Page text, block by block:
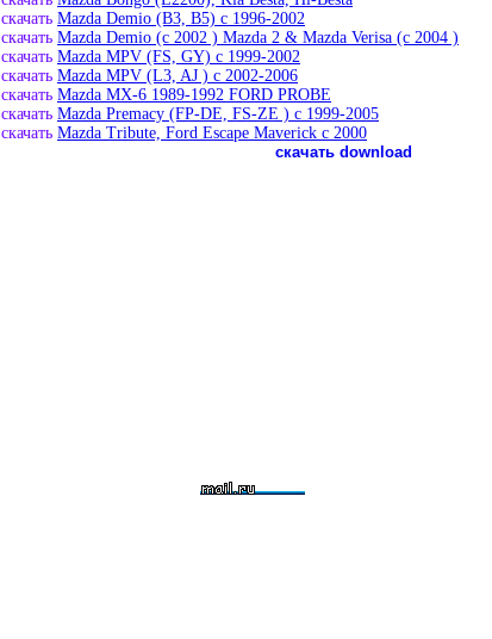
скачать Mazda Demio (B3, B5) c 1996-2002
скачать Mazda Demio (c 2002 ) Mazda 2 & Mazda Verisa (c 2004 )
скачать Mazda MPV (FS, GY) c 1999-2002
скачать Mazda MPV (L3, AJ ) c 2002-2006
скачать Mazda MX-6 1989-1992 FORD PROBE
скачать Mazda Premacy (FP-DE, FS-ZE ) c 1999-2005
скачать Mazda Tribute, Ford Escape Maverick c 2000
скачать download